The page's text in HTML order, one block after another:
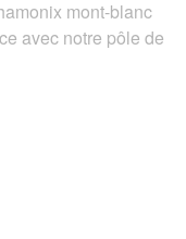
mont-blanc
avec notre pôle de